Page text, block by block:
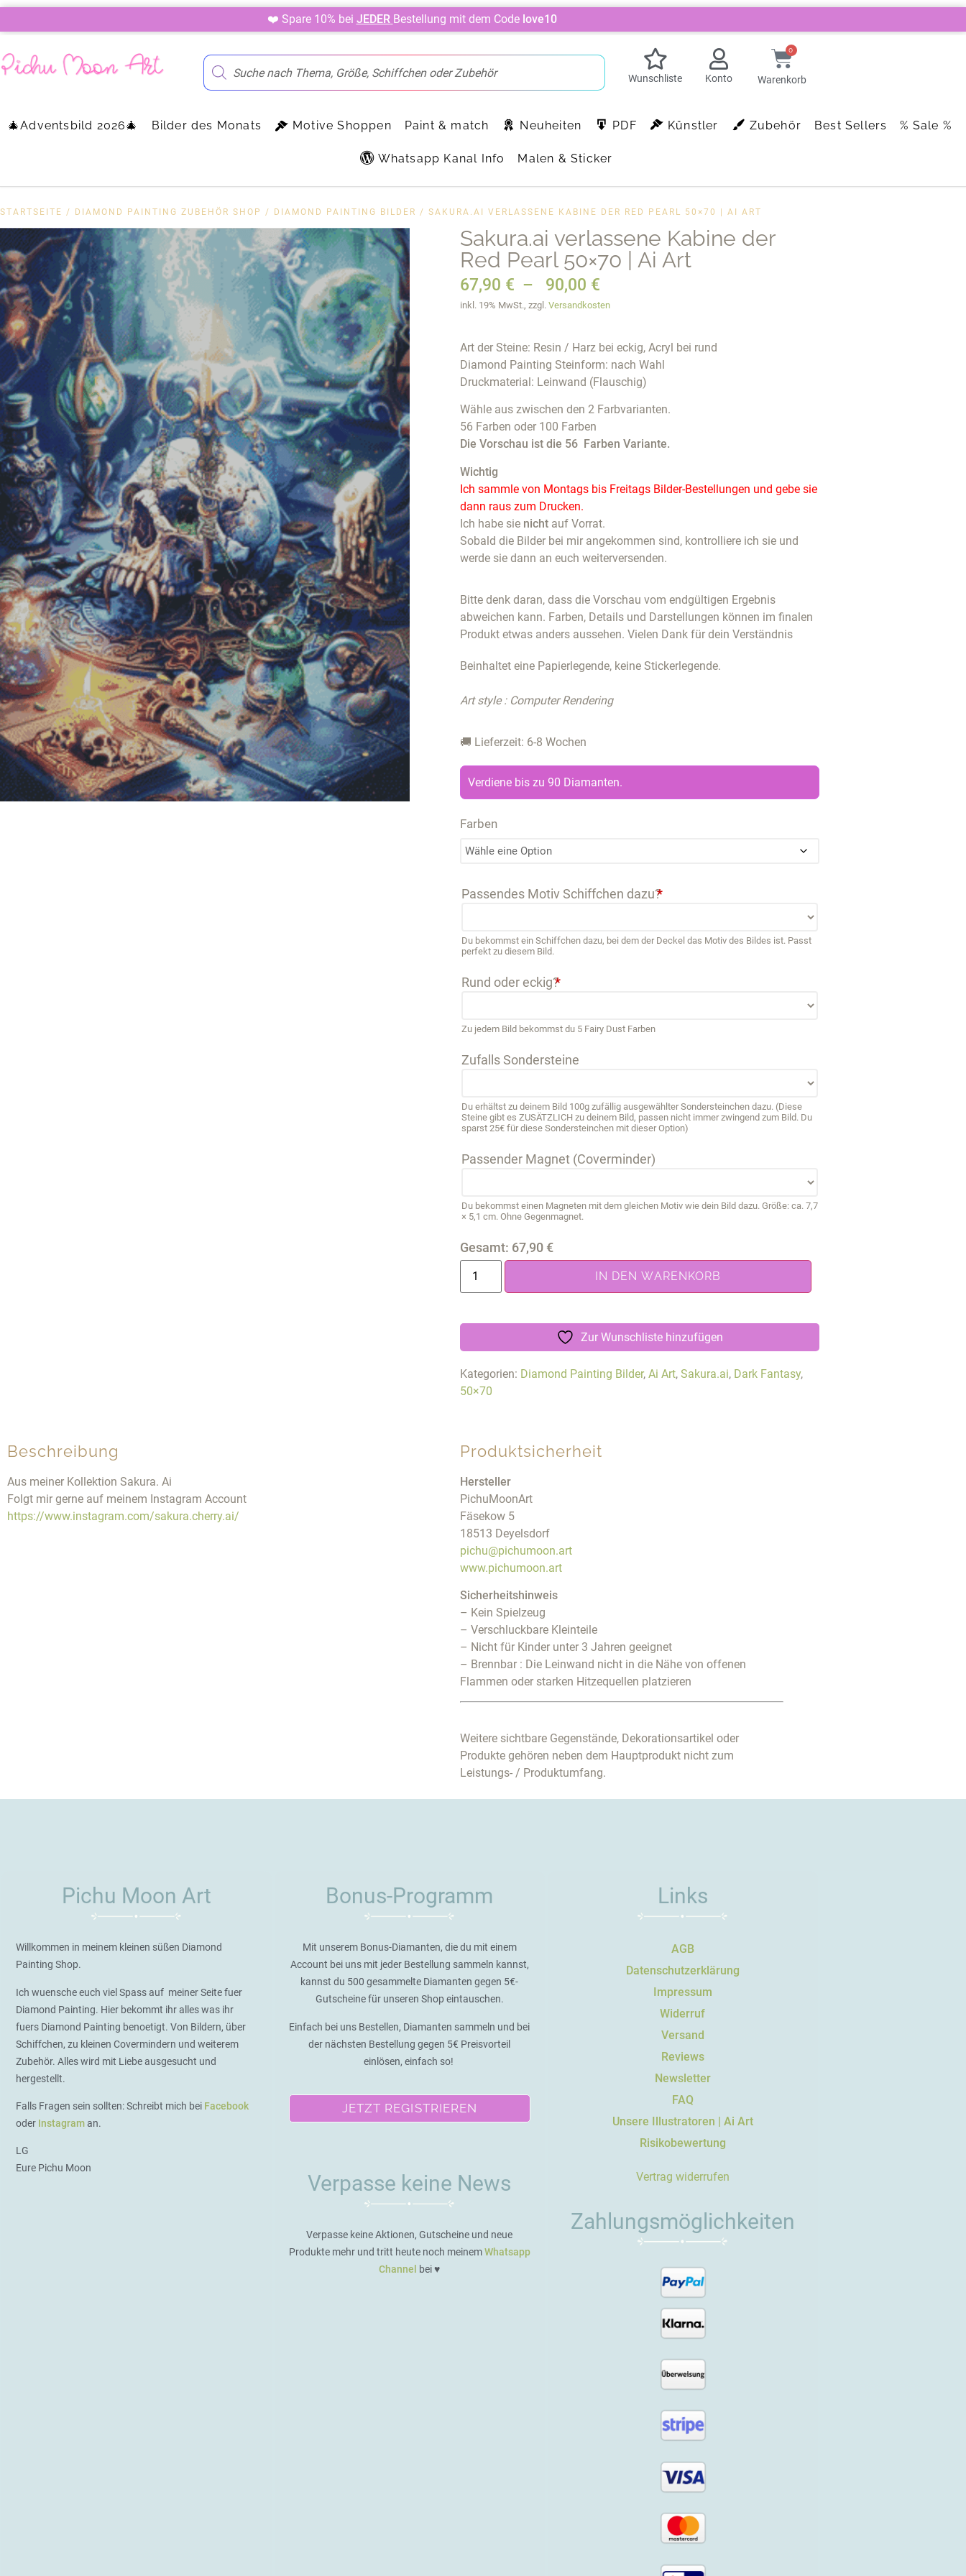
❤️ Spare 10% bei JEDER Bestellung mit dem Code love10
Wunschliste Konto
0
Warenkorb
🎄Adventsbild 2026🎄 Bilder des Monats Motive Shoppen Paint & match Neuheiten PDF Künstler Zubehör Best Sellers % Sale %
Whatsapp Kanal Info Malen & Sticker
STARTSEITE / DIAMOND PAINTING ZUBEHÖR SHOP / DIAMOND PAINTING BILDER / SAKURA.AI VERLASSENE KABINE DER RED PEARL 50×70 | AI ART
Sakura.ai verlassene Kabine der
Red Pearl 50×70 | Ai Art
67,90 € – 90,00 €
inkl. 19% MwSt., zzgl. Versandkosten
Art der Steine: Resin / Harz bei eckig, Acryl bei rund
Diamond Painting Steinform: nach Wahl
Druckmaterial: Leinwand (Flauschig)
Wähle aus zwischen den 2 Farbvarianten.
56 Farben oder 100 Farben
Die Vorschau ist die 56 Farben Variante.
Wichtig
Ich sammle von Montags bis Freitags Bilder-Bestellungen und gebe sie
dann raus zum Drucken.
Ich habe sie nicht auf Vorrat.
Sobald die Bilder bei mir angekommen sind, kontrolliere ich sie und
werde sie dann an euch weiterversenden.
Bitte denk daran, dass die Vorschau vom endgültigen Ergebnis
abweichen kann. Farben, Details und Darstellungen können im finalen
Produkt etwas anders aussehen. Vielen Dank für dein Verständnis
Beinhaltet eine Papierlegende, keine Stickerlegende.
Art style : Computer Rendering
🚚 Lieferzeit: 6-8 Wochen
Verdiene bis zu 90 Diamanten.
Farben
Passendes Motiv Schiffchen dazu?*
Du bekommst ein Schiffchen dazu, bei dem der Deckel das Motiv des Bildes ist. Passt
perfekt zu diesem Bild.
Rund oder eckig?*
Zu jedem Bild bekommst du 5 Fairy Dust Farben
Zufalls Sondersteine
Du erhältst zu deinem Bild 100g zufällig ausgewählter Sondersteinchen dazu. (Diese
Steine gibt es ZUSÄTZLICH zu deinem Bild, passen nicht immer zwingend zum Bild. Du
sparst 25€ für diese Sondersteinchen mit dieser Option)
Passender Magnet (Coverminder)
Du bekommst einen Magneten mit dem gleichen Motiv wie dein Bild dazu. Größe: ca. 7,7
× 5,1 cm. Ohne Gegenmagnet.
Gesamt: 67,90 €
IN DEN WARENKORB
Zur Wunschliste hinzufügen
Kategorien: Diamond Painting Bilder, Ai Art, Sakura.ai, Dark Fantasy,
50×70
Beschreibung
Aus meiner Kollektion Sakura. Ai
Folgt mir gerne auf meinem Instagram Account
https://www.instagram.com/sakura.cherry.ai/
Produktsicherheit
Hersteller
PichuMoonArt
Fäsekow 5
18513 Deyelsdorf
pichu@pichumoon.art
www.pichumoon.art
Sicherheitshinweis
– Kein Spielzeug
– Verschluckbare Kleinteile
– Nicht für Kinder unter 3 Jahren geeignet
– Brennbar : Die Leinwand nicht in die Nähe von offenen
Flammen oder starken Hitzequellen platzieren
Weitere sichtbare Gegenstände, Dekorationsartikel oder
Produkte gehören neben dem Hauptprodukt nicht zum
Leistungs- / Produktumfang.
Pichu Moon Art
Willkommen in meinem kleinen süßen Diamond
Painting Shop.
Ich wuensche euch viel Spass auf meiner Seite fuer
Diamond Painting. Hier bekommt ihr alles was ihr
fuers Diamond Painting benoetigt. Von Bildern, über
Schiffchen, zu kleinen Covermindern und weiterem
Zubehör. Alles wird mit Liebe ausgesucht und
hergestellt.
Falls Fragen sein sollten: Schreibt mich bei Facebook
oder Instagraman.
LG
Eure Pichu Moon
Bonus-Programm
Mit unserem Bonus-Diamanten, die du mit einem
Account bei uns mit jeder Bestellung sammeln kannst,
kannst du 500 gesammelte Diamanten gegen 5€-
Gutscheine für unseren Shop eintauschen.
Einfach bei uns Bestellen, Diamanten sammeln und bei
der nächsten Bestellung gegen 5€ Preisvorteil
einlösen, einfach so!
JETZT REGISTRIEREN
Verpasse keine News
Verpasse keine Aktionen, Gutscheine und neue
Produkte mehr und tritt heute noch meinemWhatsapp
Channel
bei ♥️
Links
AGB
Datenschutzerklärung
Impressum
Widerruf
Versand
Reviews
Newsletter
FAQ
Unsere Illustratoren | Ai Art
Risikobewertung
Vertrag widerrufen
Zahlungsmöglichkeiten